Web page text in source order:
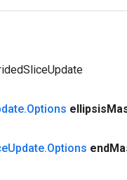
.Options ellipsis
Update.Options end